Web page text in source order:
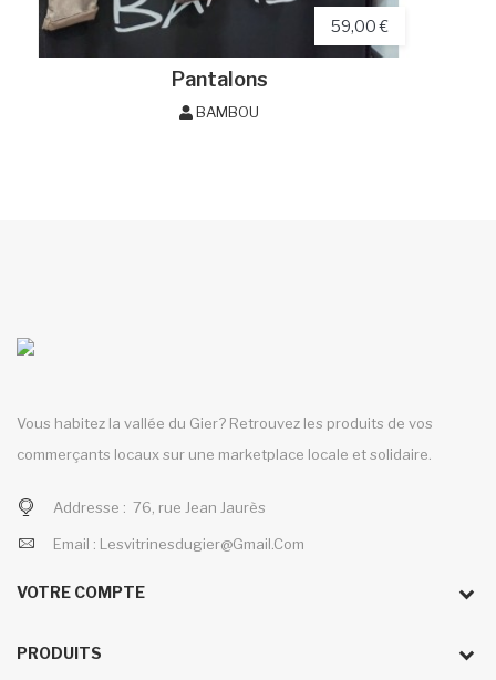
59,00 €
Pantalons
BAMBOU
Vous habitez la vallée du Gier? Retrouvez les produits de vos
commerçants locaux sur une marketplace locale et solidaire.
Addresse : 76, rue Jean Jaurès
Email : Lesvitrinesdugier@gmail.com
VOTRE COMPTE
PRODUITS